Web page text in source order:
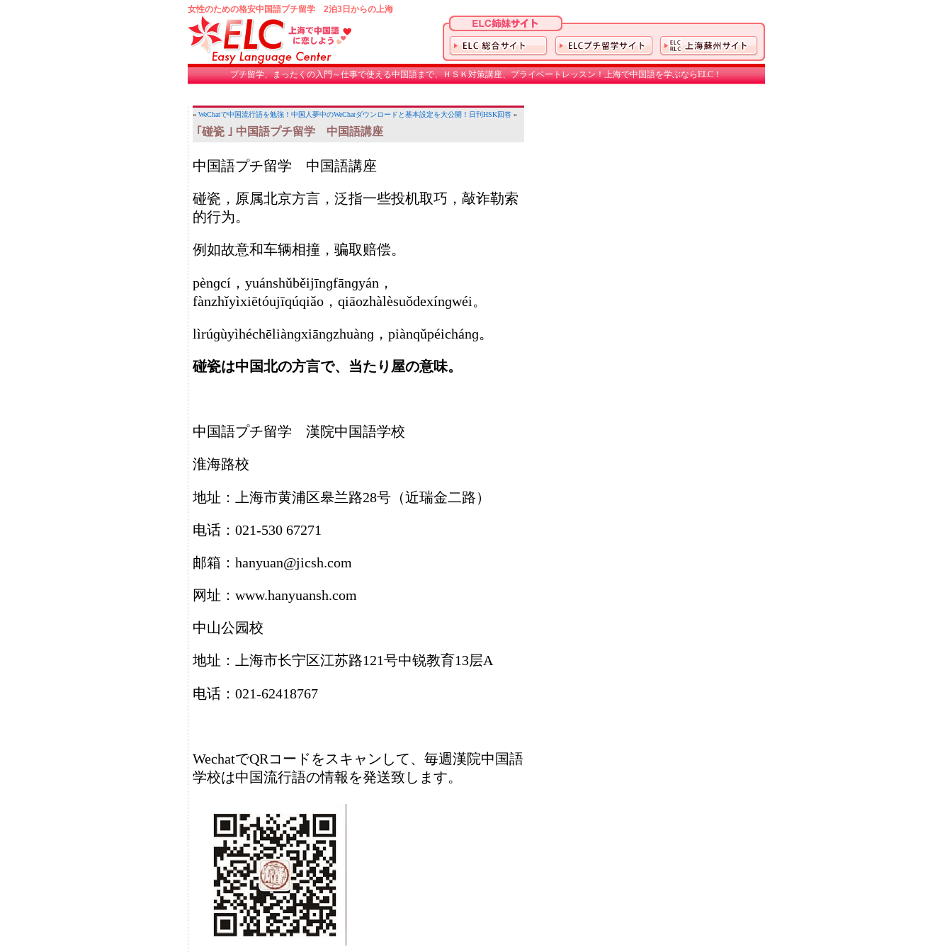
女性のための格安中国語プチ留学 2泊3日からの上海
プチ留学、まったくの入門～仕事で使える中国語まで、ＨＳＫ対策講座、プライベートレッスン！上海で中国語を学ぶならELC！
« WeChatで中国流行語を勉強！中国人夢中のWeChatダウンロードと基本設定を大公開！ 日刊HSK回答»
｢碰瓷 ｣ 中国語プチ留学 中国語講座
中国語プチ留学 中国語講座
碰瓷，原属北京方言，泛指一些投机取巧，敲诈勒索
的行为。
例如故意和车辆相撞，骗取赔偿。
pènɡcí，yuánshǔběijīnɡfānɡyán，
fànzhǐyìxiētóujīqúqiǎo，qiāozhàlèsuǒdexínɡwéi。
lìrúɡùyìhéchēliànɡxiānɡzhuànɡ，piànqǔpéichánɡ。
碰瓷は中国北の方言で、当たり屋の意味。
中国語プチ留学 漢院中国語学校
淮海路校
地址：上海市黄浦区皋兰路28号（近瑞金二路）
电话：021-530 67271
邮箱：hanyuan@jicsh.com
网址：www.hanyuansh.com
中山公园校
地址：上海市长宁区江苏路121号中锐教育13层A
电话：021-62418767
WechatでQRコードをスキャンして、毎週漢院中国語
学校は中国流行語の情報を発送致します。